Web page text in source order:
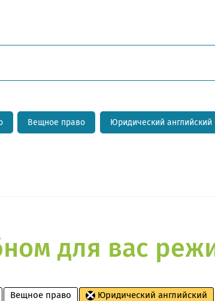
Вещное право Юридический английский
для вас
Вещное право
Юридический английский